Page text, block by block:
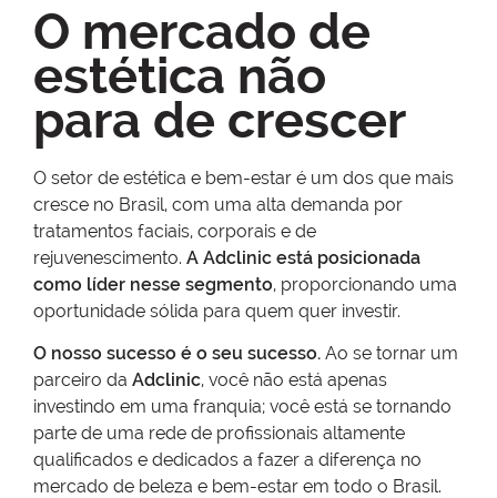
O mercado de
estética não
para de crescer
O setor de estética e bem-estar é um dos que mais
cresce no Brasil, com uma alta demanda por
tratamentos faciais, corporais e de
rejuvenescimento. A Adclinic está posicionada
como líder nesse segmento, proporcionando uma
oportunidade sólida para quem quer investir.
O nosso sucesso é o seu sucesso. Ao se tornar um
parceiro da Adclinic, você não está apenas
investindo em uma franquia; você está se tornando
parte de uma rede de profissionais altamente
qualificados e dedicados a fazer a diferença no
mercado de beleza e bem-estar em todo o Brasil.